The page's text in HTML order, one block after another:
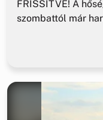
FRISSÍTVE! A
szombattól már